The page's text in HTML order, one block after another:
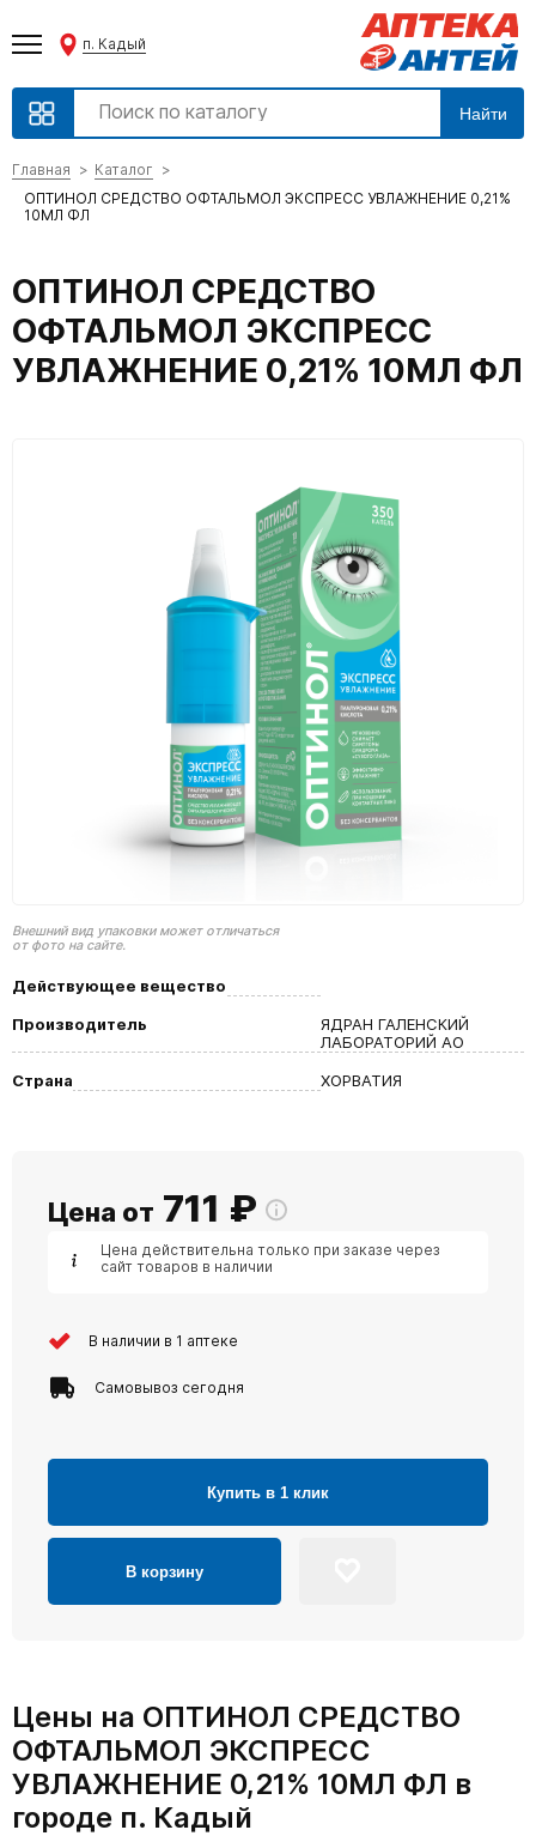
п. Кадый
Найти
Главная
Каталог
ОПТИНОЛ СРЕДСТВО ОФТАЛЬМОЛ ЭКСПРЕСС УВЛАЖНЕНИЕ 0,21%
10МЛ ФЛ
ОПТИНОЛ СРЕДСТВО
ОФТАЛЬМОЛ ЭКСПРЕСС
УВЛАЖНЕНИЕ 0,21% 10МЛ ФЛ
Внешний вид упаковки может отличаться
от фото на сайте.
Действующее вещество
Производитель
ЯДРАН ГАЛЕНСКИЙ
ЛАБОРАТОРИЙ АО
Страна
ХОРВАТИЯ
Цена от 711 ₽
Цена действительна только при заказе через
сайт товаров в наличии
В наличии в 1 аптеке
Самовывоз сегодня
Купить в 1 клик
В корзину
Цены на ОПТИНОЛ СРЕДСТВО
ОФТАЛЬМОЛ ЭКСПРЕСС
УВЛАЖНЕНИЕ 0,21% 10МЛ ФЛ в
городе п. Кадый